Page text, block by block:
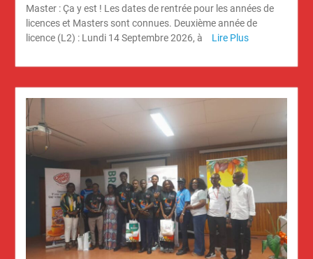
Master : Ça y est ! Les dates de rentrée pour les années de
licences et Masters sont connues. Deuxième année de
licence (L2) : Lundi 14 Septembre 2026, à
Lire Plus